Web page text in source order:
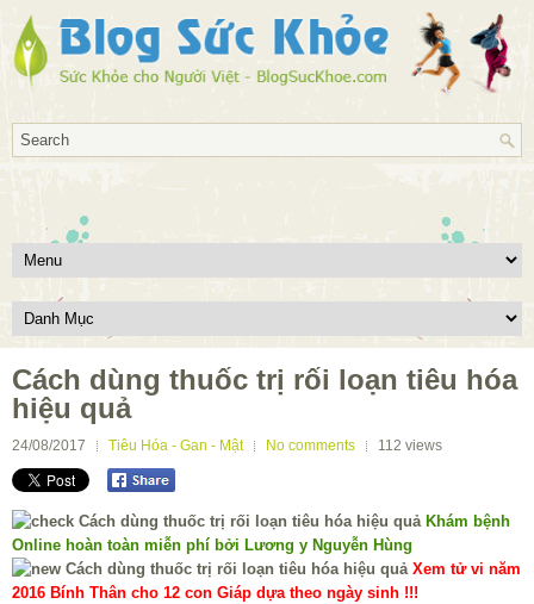
Cách dùng thuốc trị rối loạn tiêu hóa
hiệu quả
24/08/2017 Tiêu Hóa - Gan - Mật No comments 112 views
Khám bệnh
Online hoàn toàn miễn phí bởi Lương y Nguyễn Hùng
Xem tử vi năm
2016 Bính Thân cho 12 con Giáp dựa theo ngày sinh !!!